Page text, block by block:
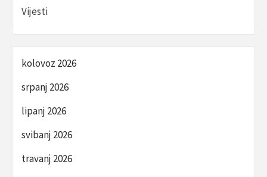
Vijesti
kolovoz 2026
srpanj 2026
lipanj 2026
svibanj 2026
travanj 2026